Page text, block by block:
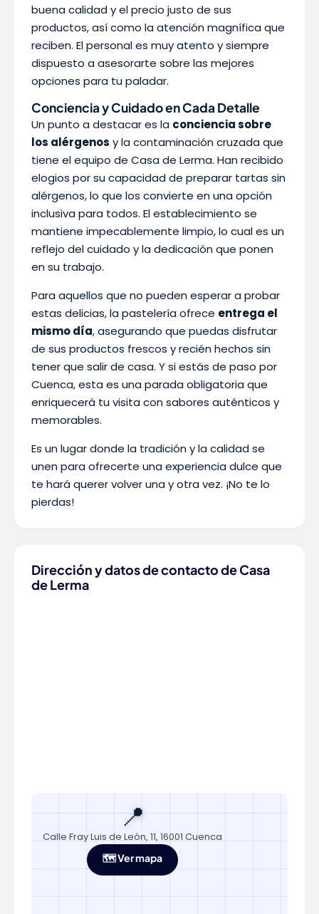
buena calidad y el precio justo de sus
productos, así como la atención magnífica que
reciben. El personal es muy atento y siempre
dispuesto a asesorarte sobre las mejores
opciones para tu paladar.
Conciencia y Cuidado en Cada Detalle
Un punto a destacar es la conciencia sobre
los alérgenos y la contaminación cruzada que
tiene el equipo de Casa de Lerma. Han recibido
elogios por su capacidad de preparar tartas sin
alérgenos, lo que los convierte en una opción
inclusiva para todos. El establecimiento se
mantiene impecablemente limpio, lo cual es un
reflejo del cuidado y la dedicación que ponen
en su trabajo.
Para aquellos que no pueden esperar a probar
estas delicias, la pastelería ofrece entrega el
mismo día, asegurando que puedas disfrutar
de sus productos frescos y recién hechos sin
tener que salir de casa. Y si estás de paso por
Cuenca, esta es una parada obligatoria que
enriquecerá tu visita con sabores auténticos y
memorables.
Es un lugar donde la tradición y la calidad se
unen para ofrecerte una experiencia dulce que
te hará querer volver una y otra vez. ¡No te lo
pierdas!
Dirección y datos de contacto de Casa
de Lerma
📍
Calle Fray Luis de León, 11, 16001 Cuenca
🗺️ Ver mapa